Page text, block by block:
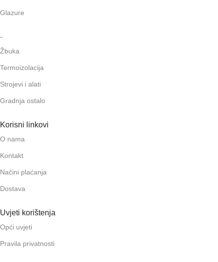
Glazure
-
Žbuka
Termoizolacija
Strojevi i alati
Gradnja ostalo
Korisni linkovi
O nama
Kontakt
Načini plaćanja
Dostava
Uvjeti korištenja
Opći uvjeti
Pravila privatnosti